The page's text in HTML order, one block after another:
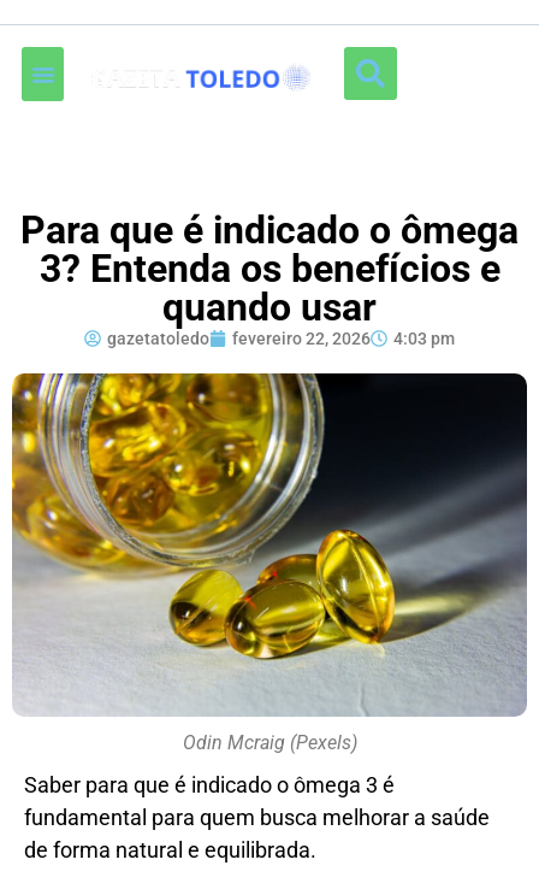
Para que é indicado o ômega
3? Entenda os benefícios e
quando usar
gazetatoledo fevereiro 22, 2026 4:03 pm
Odin Mcraig (Pexels)
Saber para que é indicado o ômega 3 é
fundamental para quem busca melhorar a saúde
de forma natural e equilibrada.